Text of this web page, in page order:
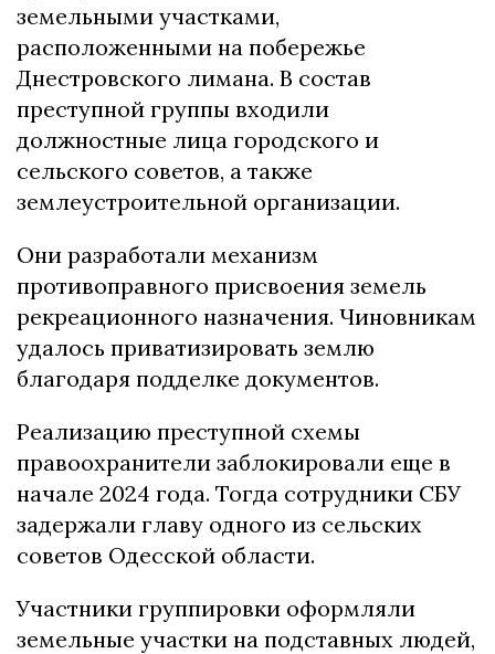
земельными участками,
расположенными на побережье
Днестровского лимана. В состав
преступной группы входили
должностные лица городского и
сельского советов, а также
землеустроительной организации.
Они разработали механизм
противоправного присвоения земель
рекреационного назначения. Чиновникам
удалось приватизировать землю
благодаря подделке документов.
Реализацию преступной схемы
правоохранители заблокировали еще в
начале 2024 года. Тогда сотрудники СБУ
задержали главу одного из сельских
советов Одесской области.
Участники группировки оформляли
земельные участки на подставных людей,